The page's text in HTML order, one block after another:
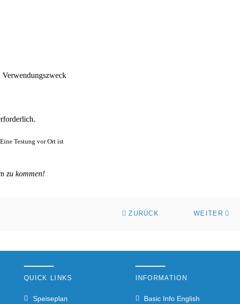
Testung vor Ort ist
zu kommen!
ZURÜCK WEITER
QUICK LINKS
Speiseplan
INFORMATION
Basic Info English